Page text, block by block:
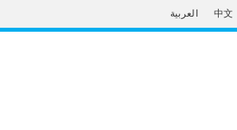
العربية 中文